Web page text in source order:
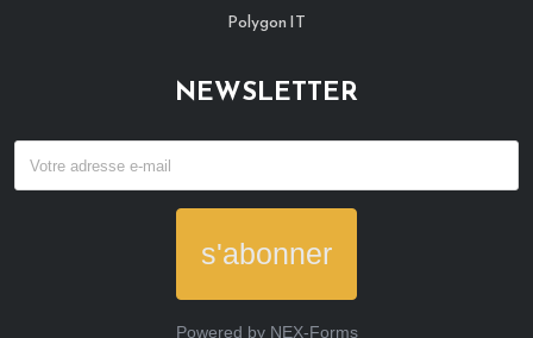
Polygon IT
NEWSLETTER
s'abonner
Powered by NEX-Forms